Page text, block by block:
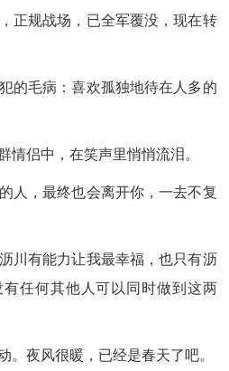
规战场，已全军覆没，现在转
毛病：喜欢孤独地待在人多的
侣中，在笑声里悄悄流泪。
，最终也会离开你，一去不复
有能力让我最幸福，也只有沥
任何其他人可以同时做到这两
夜风很暖，已经是春天了吧。